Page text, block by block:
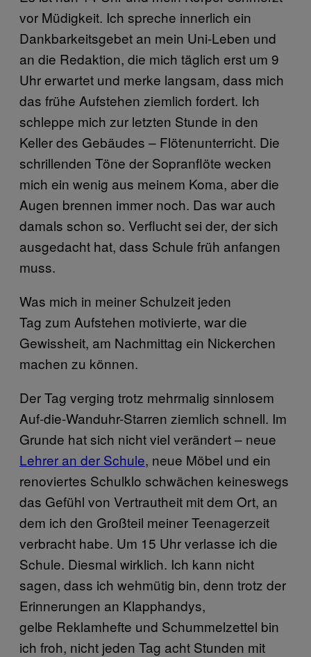
vor Müdigkeit. Ich spreche innerlich ein
Dankbarkeitsgebet an mein Uni-Leben und
an die Redaktion, die mich täglich erst um 9
Uhr erwartet und merke langsam, dass mich
das frühe Aufstehen ziemlich fordert. Ich
schleppe mich zur letzten Stunde in den
Keller des Gebäudes – Flötenunterricht. Die
schrillenden Töne der Sopranflöte wecken
mich ein wenig aus meinem Koma, aber die
Augen brennen immer noch. Das war auch
damals schon so. Verflucht sei der, der sich
ausgedacht hat, dass Schule früh anfangen
muss.
Was mich in meiner Schulzeit jeden
Tag zum Aufstehen motivierte, war die
Gewissheit, am Nachmittag ein Nickerchen
machen zu können.
Der Tag verging trotz mehrmalig sinnlosem
Auf-die-Wanduhr-Starren ziemlich schnell. Im
Grunde hat sich nicht viel verändert – neue
Lehrer an der Schule, neue Möbel und ein
renoviertes Schulklo schwächen keineswegs
das Gefühl von Vertrautheit mit dem Ort, an
dem ich den Großteil meiner Teenagerzeit
verbracht habe. Um 15 Uhr verlasse ich die
Schule. Diesmal wirklich. Ich kann nicht
sagen, dass ich wehmütig bin, denn trotz der
Erinnerungen an Klapphandys,
gelbe Reklamhefte und Schummelzettel bin
ich froh, nicht jeden Tag acht Stunden mit